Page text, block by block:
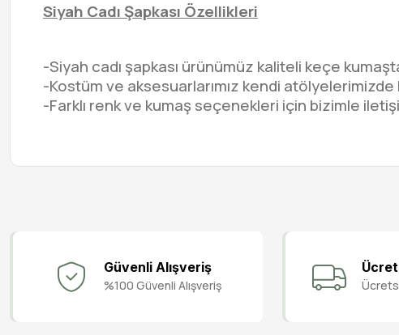
Siyah Cadı Şapkası Özellikleri
-Siyah cadı şapkası ürünümüz kaliteli keçe
-Kostüm ve aksesuarlarımız kendi
-Farklı renk ve kumaş seçenekleri için bizimle
Güvenli Alışveriş
%100 Güvenli Alışveriş